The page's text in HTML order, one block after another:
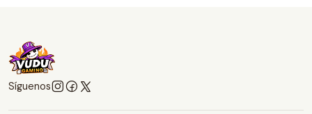
Síguenos